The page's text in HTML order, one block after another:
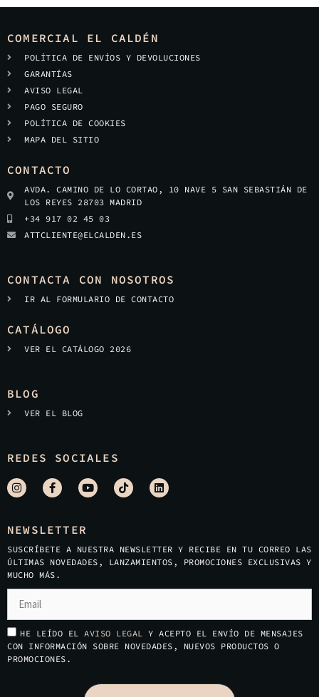
COMERCIAL EL CALDÉN
POLÍTICA DE ENVÍOS Y DEVOLUCIONES
GARANTÍAS
AVISO LEGAL
PAGO SEGURO
POLÍTICA DE COOKIES
MAPA DEL SITIO
CONTACTO
AVDA. CAMINO DE LO CORTAO, 10 NAVE 5 SAN SEBASTIÁN DE
LOS REYES 28703 MADRID
+34 917 02 45 03
ATTCLIENTE@ELCALDEN.ES
CONTACTA CON NOSOTROS
IR AL FORMULARIO DE CONTACTO
CATÁLOGO
VER EL CATÁLOGO 2026
BLOG
VER EL BLOG
REDES SOCIALES
NEWSLETTER
SUSCRÍBETE A NUESTRA NEWSLETTER Y RECIBE EN TU CORREO LAS
ÚLTIMAS NOVEDADES, LANZAMIENTOS, PROMOCIONES EXCLUSIVAS Y
MUCHO MÁS.
HE LEÍDO EL AVISO LEGAL Y ACEPTO EL ENVÍO DE MENSAJES
CON INFORMACIÓN SOBRE NOVEDADES, NUEVOS PRODUCTOS O
PROMOCIONES.